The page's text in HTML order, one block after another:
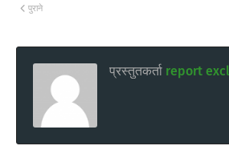
पुराने
प्रस्तुतकर्ता report